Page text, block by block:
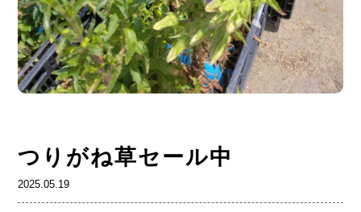
つりがね草セール中
2025.05.19